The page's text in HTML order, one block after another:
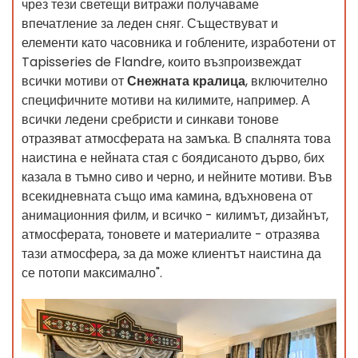
чрез тези светещи витражи получаваме
впечатление за леден сняг. Съществуват и
елементи като часовника и гоблените, изработени от
Tapisseries de Flandre, които възпроизвеждат
всички мотиви отСнежната кралица, включително
специфичните мотиви на килимите, например. А
всички ледени сребристи и синкави тонове
отразяват атмосферата на замъка. В спалнята това
наистина е нейната стая с боядисаното дърво, бих
казала в тъмно сиво и черно, и нейните мотиви. Във
всекидневната също има камина, вдъхновена от
анимационния филм, и всичко - килимът, дизайнът,
атмосферата, тоновете и материалите - отразява
тази атмосфера, за да може клиентът наистина да
се потопи максимално".